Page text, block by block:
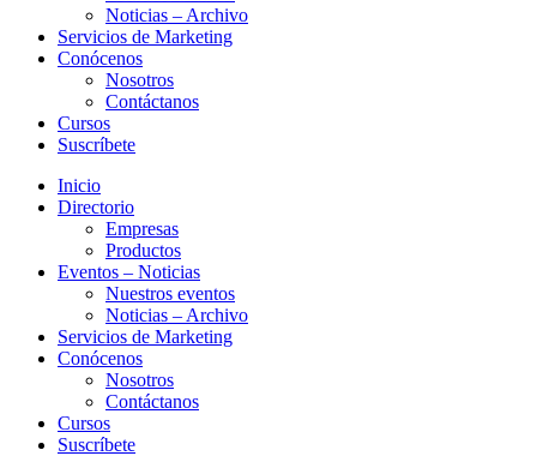
Noticias – Archivo
Servicios de Marketing
Conócenos
Nosotros
Contáctanos
Cursos
Suscríbete
Inicio
Directorio
Empresas
Productos
Eventos – Noticias
Nuestros eventos
Noticias – Archivo
Servicios de Marketing
Conócenos
Nosotros
Contáctanos
Cursos
Suscríbete